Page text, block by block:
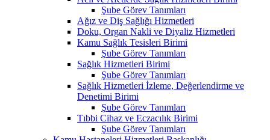
Şube Görev Tanımları
Ağız ve Diş Sağlığı Hizmetleri
Doku, Organ Nakli ve Diyaliz Hizmetleri
Kamu Sağlık Tesisleri Birimi
Şube Görev Tanımları
Sağlık Hizmetleri Birimi
Şube Görev Tanımları
Sağlık Hizmetleri İzleme, Değerlendirme ve
Denetimi Birimi
Şube Görev Tanımları
Tıbbi Cihaz ve Eczacılık Birimi
Şube Görev Tanımları